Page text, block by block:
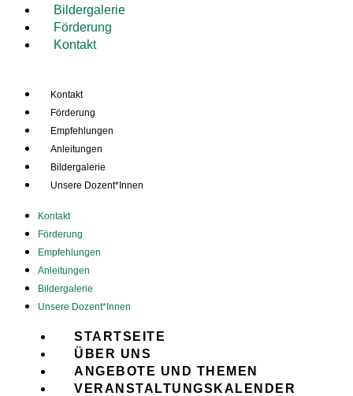
Bildergalerie
Förderung
Kontakt
Kontakt
Förderung
Empfehlungen
Anleitungen
Bildergalerie
Unsere Dozent*Innen
Kontakt
Förderung
Empfehlungen
Anleitungen
Bildergalerie
Unsere Dozent*Innen
STARTSEITE
ÜBER UNS
ANGEBOTE UND THEMEN
VERANSTALTUNGSKALENDER